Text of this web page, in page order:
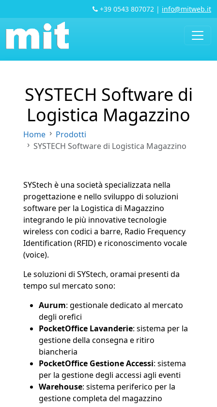
+39 0543 807072 | info@mitweb.it
SYSTECH Software di
Logistica Magazzino
Home
Prodotti
SYSTECH Software di Logistica Magazzino
SYStech è una società specializzata nella
progettazione e nello sviluppo di soluzioni
software per la Logistica di Magazzino
integrando le più innovative tecnologie
wireless con codici a barre, Radio Frequency
Identification (RFID) e riconoscimento vocale
(voice).
Le soluzioni di SYStech, oramai presenti da
tempo sul mercato sono:
Aurum: gestionale dedicato al mercato
degli orefici
PocketOffice Lavanderie: sistema per la
gestione della consegna e ritiro
biancheria
PocketOffice Gestione Accessi: sistema
per la gestione degli accessi agli eventi
Warehouse: sistema periferico per la
gestione completa del magazzino